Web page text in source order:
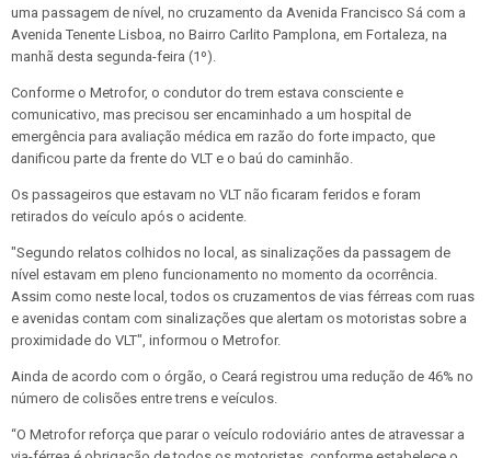
uma passagem de nível, no cruzamento da Avenida Francisco Sá com a
Avenida Tenente Lisboa, no Bairro Carlito Pamplona, em Fortaleza, na
manhã desta segunda-feira (1º).
Conforme o Metrofor, o condutor do trem estava consciente e
comunicativo, mas precisou ser encaminhado a um hospital de
emergência para avaliação médica em razão do forte impacto, que
danificou parte da frente do VLT e o baú do caminhão.
Os passageiros que estavam no VLT não ficaram feridos e foram
retirados do veículo após o acidente.
"Segundo relatos colhidos no local, as sinalizações da passagem de
nível estavam em pleno funcionamento no momento da ocorrência.
Assim como neste local, todos os cruzamentos de vias férreas com ruas
e avenidas contam com sinalizações que alertam os motoristas sobre a
proximidade do VLT", informou o Metrofor.
Ainda de acordo com o órgão, o Ceará registrou uma redução de 46% no
número de colisões entre trens e veículos.
“O Metrofor reforça que parar o veículo rodoviário antes de atravessar a